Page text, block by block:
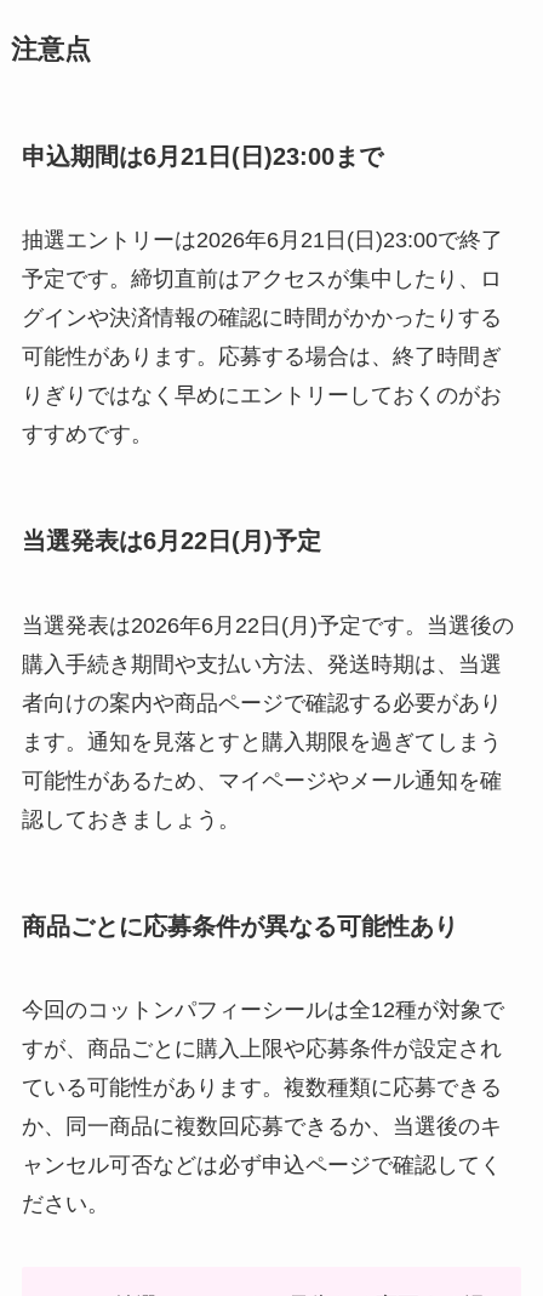
注意点
申込期間は6月21日(日)23:00まで
抽選エントリーは2026年6月21日(日)23:00で終了
予定です。締切直前はアクセスが集中したり、ロ
グインや決済情報の確認に時間がかかったりする
可能性があります。応募する場合は、終了時間ぎ
りぎりではなく早めにエントリーしておくのがお
すすめです。
当選発表は6月22日(月)予定
当選発表は2026年6月22日(月)予定です。当選後の
購入手続き期間や支払い方法、発送時期は、当選
者向けの案内や商品ページで確認する必要があり
ます。通知を見落とすと購入期限を過ぎてしまう
可能性があるため、マイページやメール通知を確
認しておきましょう。
商品ごとに応募条件が異なる可能性あり
今回のコットンパフィーシールは全12種が対象で
すが、商品ごとに購入上限や応募条件が設定され
ている可能性があります。複数種類に応募できる
か、同一商品に複数回応募できるか、当選後のキ
ャンセル可否などは必ず申込ページで確認してく
ださい。